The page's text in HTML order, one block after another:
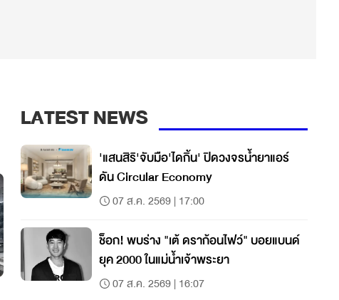
LATEST NEWS
'แสนสิริ'จับมือ'ไดกิ้น' ปิดวงจรน้ำยาแอร์
ดัน Circular Economy
07 ส.ค. 2569 | 17:00
ช็อก! พบร่าง "เต้ ดราก้อนไฟว์" บอยแบนด์
ยุค 2000 ในแม่น้ำเจ้าพระยา
07 ส.ค. 2569 | 16:07